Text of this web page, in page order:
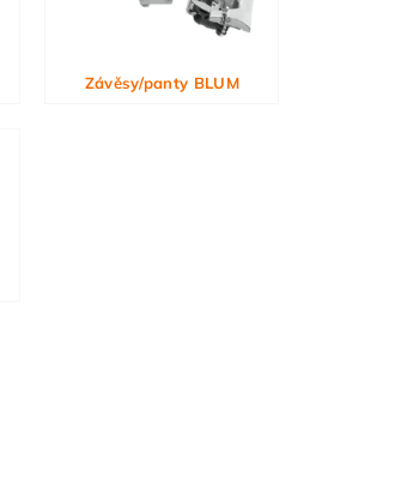
Závěsy/panty BLUM